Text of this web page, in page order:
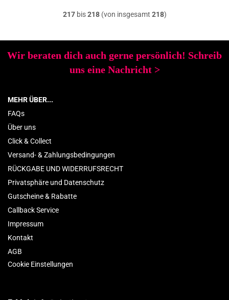
217bis218(von insgesamt 218)
Wir beraten dich auch gerne persönlich! Schreib
uns eine Nachricht >
MEHR ÜBER...
FAQs
Über uns
Click & Collect
Versand- & Zahlungsbedingungen
RÜCKGABE UND WIDERRUFSRECHT
Privatsphäre und Datenschutz
Gutscheine & Rabatte
Callback Service
Impressum
Kontakt
AGB
Cookie Einstellungen